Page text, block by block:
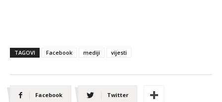
TAGOVI Facebook mediji vijesti
Facebook Twitter